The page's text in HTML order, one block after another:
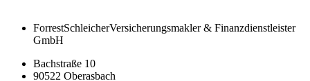
ForrestSchleicherVersicherungsmakler & Finanzdienstleister
GmbH
Bachstraße 10
90522 Oberasbach